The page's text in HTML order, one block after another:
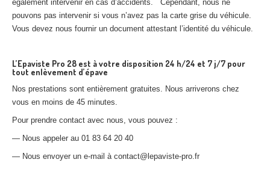
également intervenir en cas d’accidents. Cependant, nous ne
pouvons pas intervenir si vous n’avez pas la carte grise du véhicule.
Vous devez nous fournir un document attestant l’identité du véhicule.
L’Epaviste Pro 28 est à votre disposition 24 h/24 et 7 j/7 pour
tout enlèvement d’épave
Nos prestations sont entièrement gratuites. Nous arriverons chez
vous en moins de 45 minutes.
Pour prendre contact avec nous, vous pouvez :
— Nous appeler au 01 83 64 20 40
— Nous envoyer un e-mail à contact@lepaviste-pro.fr